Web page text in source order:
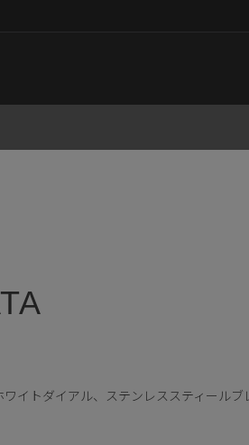
イトダイアル、ステンレススティールブ